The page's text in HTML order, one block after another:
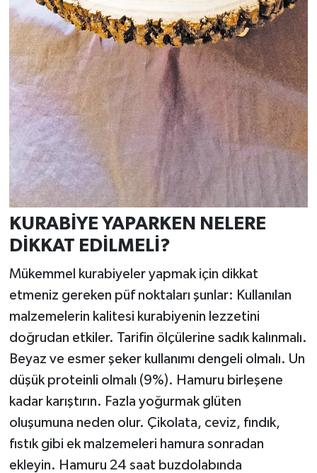
KURABİYE YAPARKEN NELERE
DİKKAT EDİLMELİ?
Mükemmel kurabiyeler yapmak için dikkat
etmeniz gereken püf noktaları şunlar: Kullanılan
malzemelerin kalitesi kurabiyenin lezzetini
doğrudan etkiler. Tarifin ölçülerine sadık kalınmalı.
Beyaz ve esmer şeker kullanımı dengeli olmalı. Un
düşük proteinli olmalı (9%). Hamuru birleşene
kadar karıştırın. Fazla yoğurmak glüten
oluşumuna neden olur. Çikolata, ceviz, fındık,
fıstık gibi ek malzemeleri hamura sonradan
ekleyin. Hamuru 24 saat buzdolabında